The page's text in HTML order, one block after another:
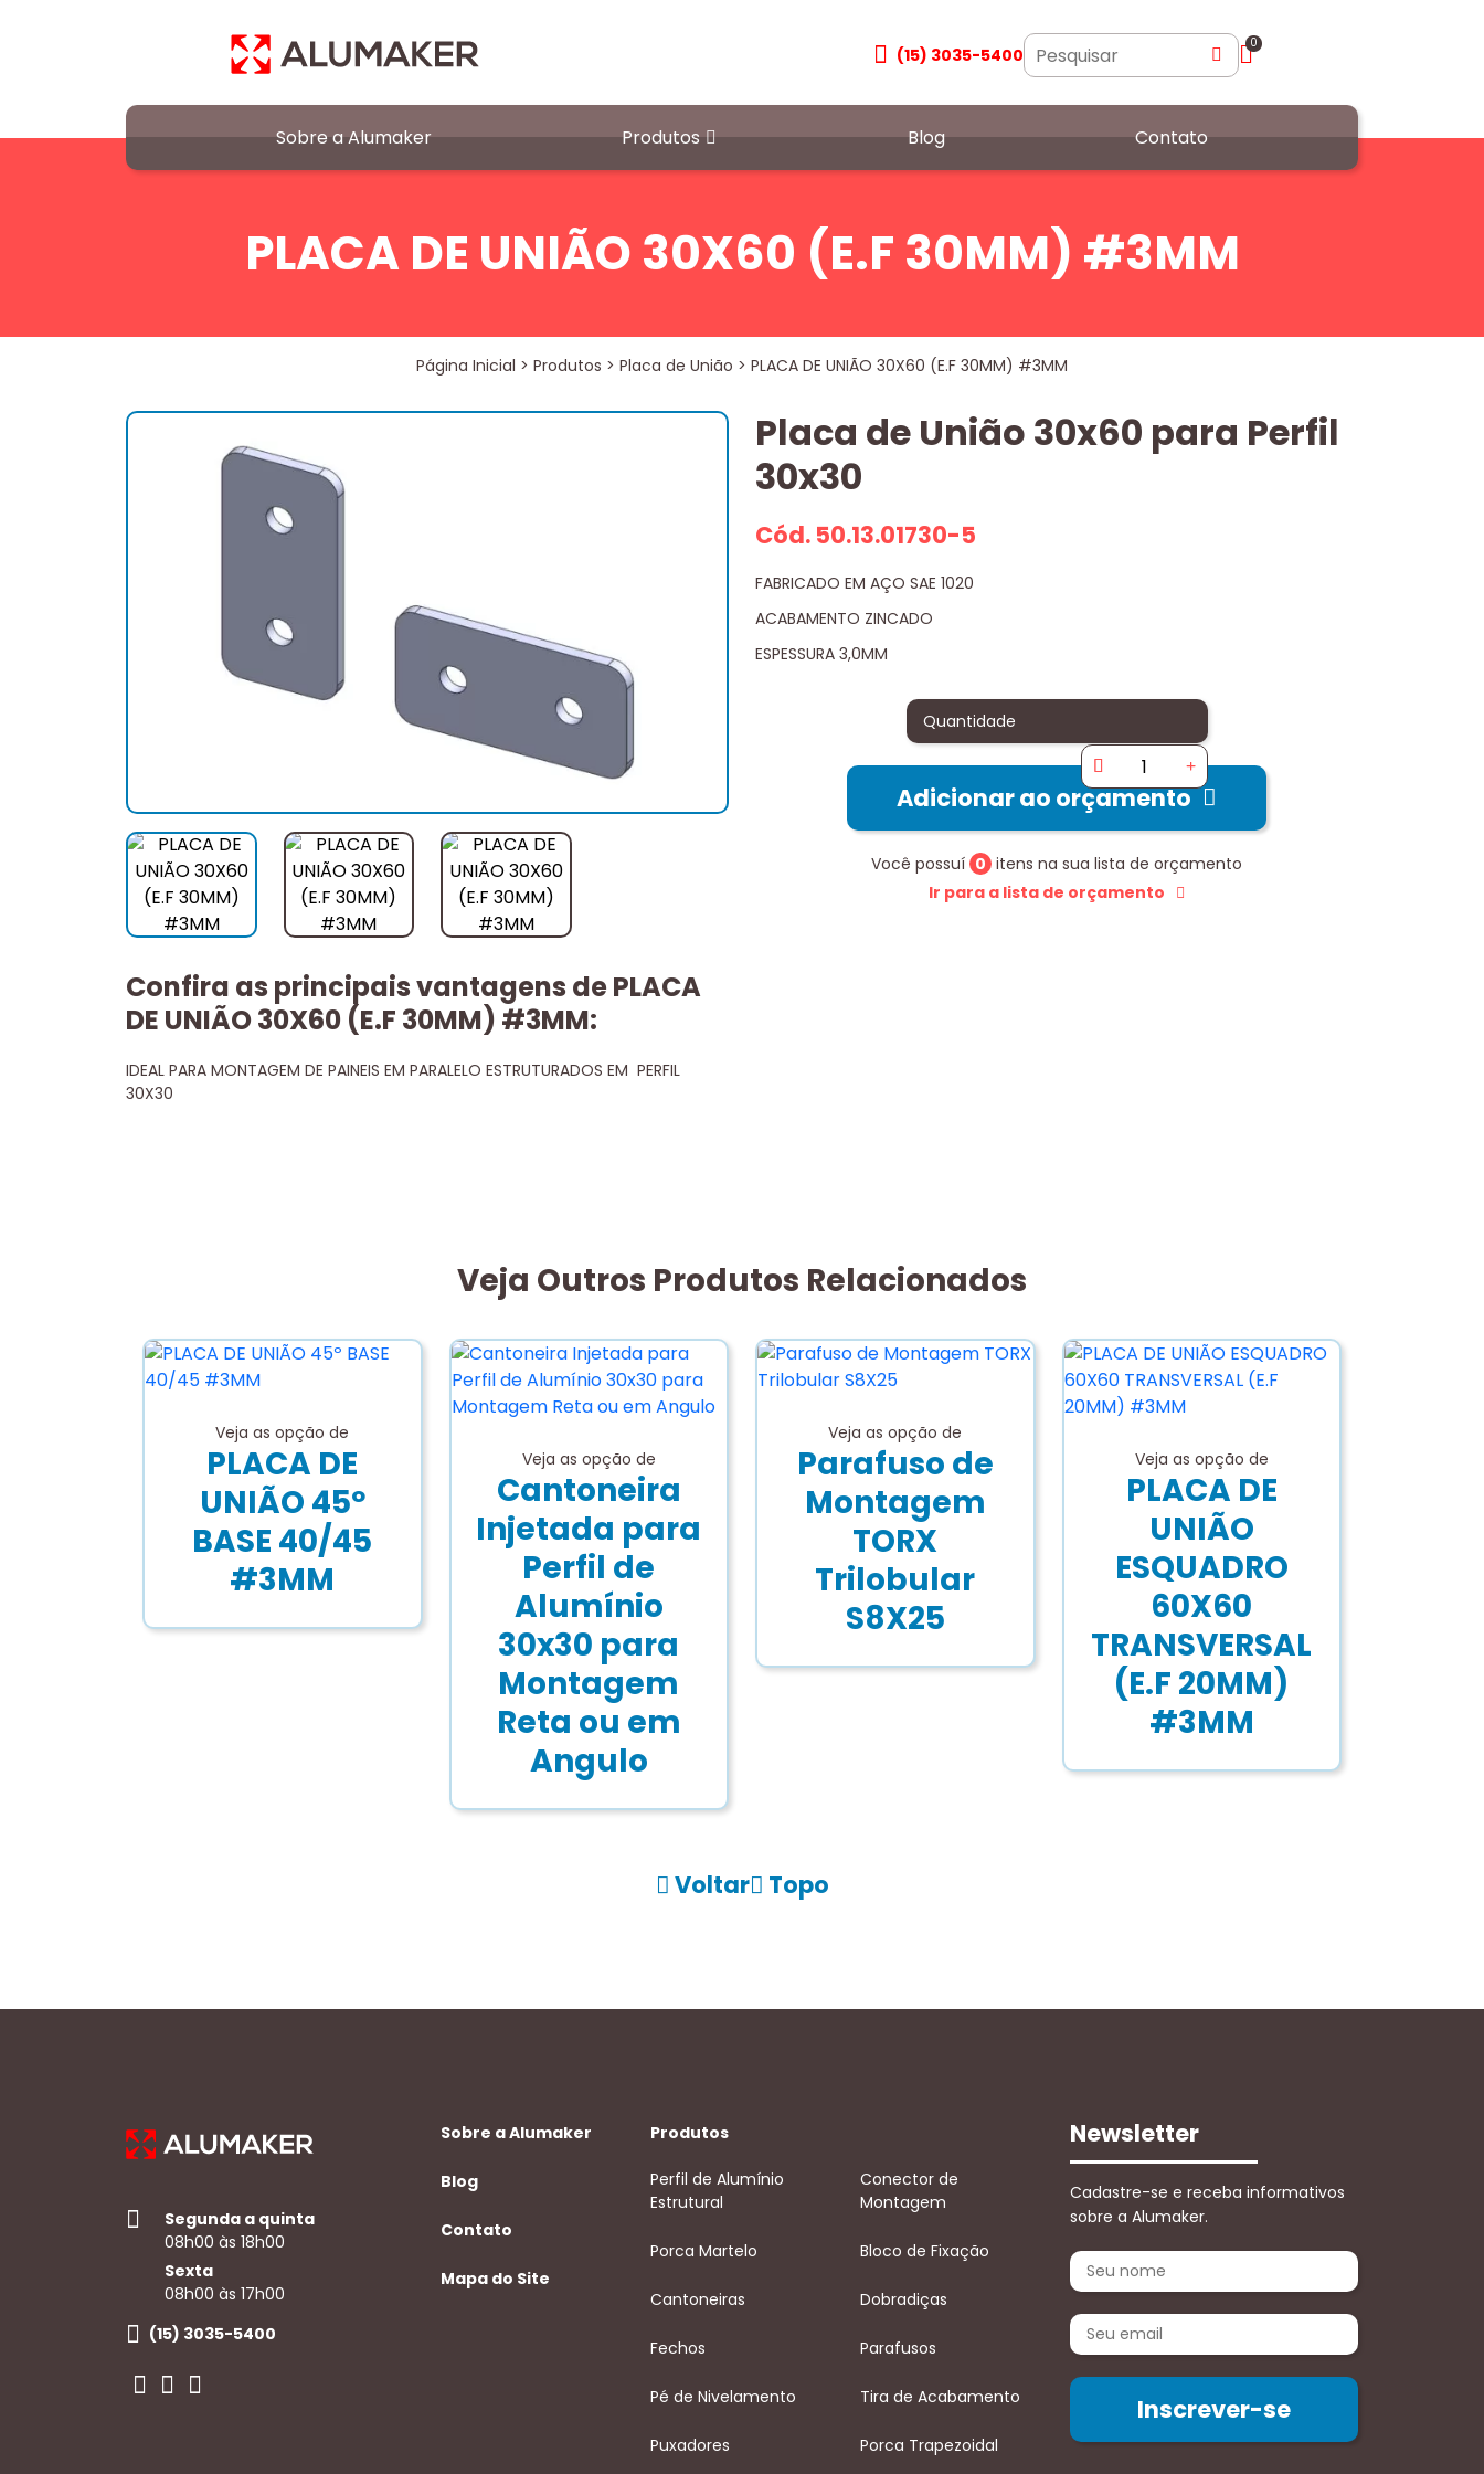
(15) 3035-5400
0
Sobre a Alumaker Produtos Blog Contato
PLACA DE UNIÃO 30X60 (E.F 30MM) #3MM
Página Inicial > Produtos > Placa de União > PLACA DE UNIÃO 30X60 (E.F 30MM) #3MM
Confira as principais vantagens de PLACA
DE UNIÃO 30X60 (E.F 30MM) #3MM:
IDEAL PARA MONTAGEM DE PAINEIS EM PARALELO ESTRUTURADOS EM PERFIL
30X30
Placa de União 30x60 para Perfil
30x30
Cód. 50.13.01730-5
FABRICADO EM AÇO SAE 1020
ACABAMENTO ZINCADO
ESPESSURA 3,0MM
Quantidade
Adicionar ao orçamento
Você possuí 0 itens na sua lista de orçamento
Ir para a lista de orçamento
Veja Outros Produtos Relacionados
Veja as opção de
PLACA DE
UNIÃO 45º
BASE 40/45
#3MM
Veja as opção de
Cantoneira
Injetada para
Perfil de
Alumínio
30x30 para
Montagem
Reta ou em
Angulo
Veja as opção de
Parafuso de
Montagem
TORX
Trilobular
S8X25
Veja as opção de
PLACA DE
UNIÃO
ESQUADRO
60X60
TRANSVERSAL
(E.F 20MM)
#3MM
Voltar Topo
Segunda a quinta
08h00 às 18h00
Sexta
08h00 às 17h00
(15) 3035-5400
Sobre a Alumaker
Blog
Contato
Mapa do Site
Produtos
Perfil de Alumínio
Estrutural
Conector de
Montagem
Porca Martelo Bloco de Fixação
Cantoneiras Dobradiças
Fechos Parafusos
Pé de Nivelamento Tira de Acabamento
Puxadores Porca Trapezoidal
Newsletter
Cadastre-se e receba informativos
sobre a Alumaker.